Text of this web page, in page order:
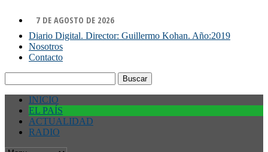
7 DE AGOSTO DE 2026
Diario Digital. Director: Guillermo Kohan. Año:2019
Nosotros
Contacto
INICIO
EL PAÍS
ACTUALIDAD
RADIO